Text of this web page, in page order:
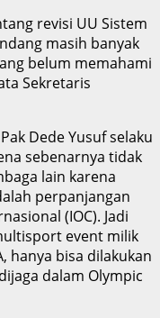
revisi UU Sistem
masih banyak
belum memahami
Sekretaris
Dede Yusuf selaku
sebenarnya tidak
lain karena
perpanjangan
(IOC). Jadi
event milik
hanya bisa dilakukan
dalam Olympic